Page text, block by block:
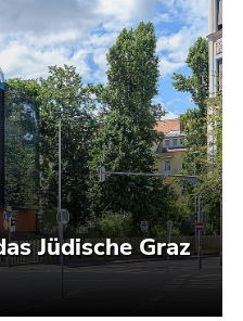
Jüdische Graz